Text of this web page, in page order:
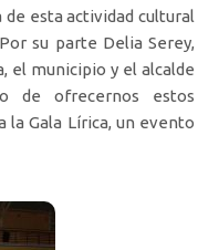
de esta actividad cultural
su parte Delia Serey,
el municipio y el alcalde
de ofrecernos estos
la Gala Lírica, un evento